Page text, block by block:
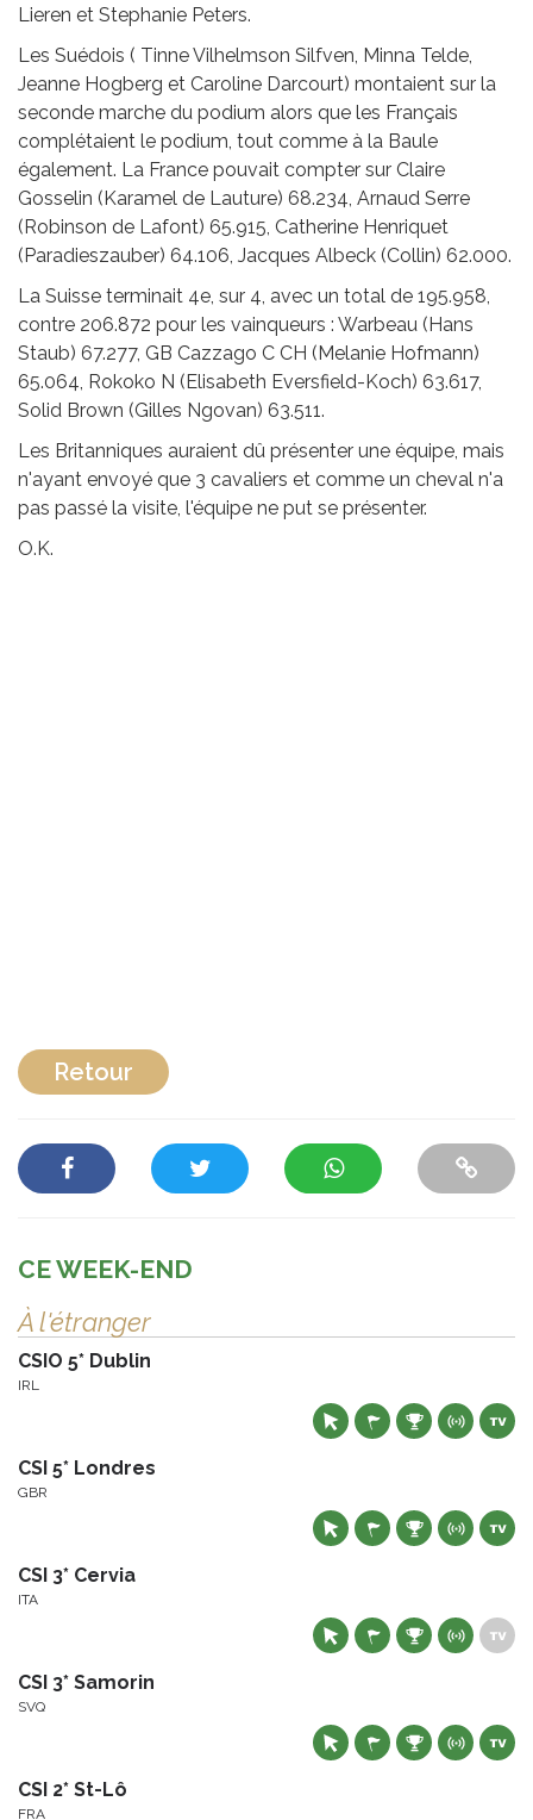
Lieren et Stephanie Peters.
Les Suédois ( Tinne Vilhelmson Silfven, Minna Telde,
Jeanne Hogberg et Caroline Darcourt) montaient sur la
seconde marche du podium alors que les Français
complétaient le podium, tout comme à la Baule
également. La France pouvait compter sur Claire
Gosselin (Karamel de Lauture) 68.234, Arnaud Serre
(Robinson de Lafont) 65.915, Catherine Henriquet
(Paradieszauber) 64.106, Jacques Albeck (Collin) 62.000.
La Suisse terminait 4e, sur 4, avec un total de 195.958,
contre 206.872 pour les vainqueurs : Warbeau (Hans
Staub) 67.277, GB Cazzago C CH (Melanie Hofmann)
65.064, Rokoko N (Elisabeth Eversfield-Koch) 63.617,
Solid Brown (Gilles Ngovan) 63.511.
Les Britanniques auraient dû présenter une équipe, mais
n'ayant envoyé que 3 cavaliers et comme un cheval n'a
pas passé la visite, l'équipe ne put se présenter.
O.K.
Retour
CE WEEK-END
À l'étranger
CSIO 5* Dublin
IRL
CSI 5* Londres
GBR
CSI 3* Cervia
ITA
CSI 3* Samorin
SVQ
CSI 2* St-Lô
FRA